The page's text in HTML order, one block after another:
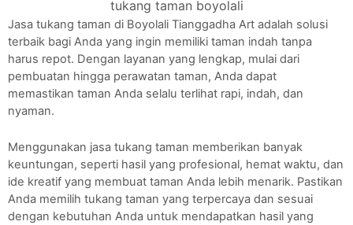
tukang taman boyolali
Jasa tukang taman di Boyolali Tianggadha Art adalah solusi
terbaik bagi Anda yang ingin memiliki taman indah tanpa
harus repot. Dengan layanan yang lengkap, mulai dari
pembuatan hingga perawatan taman, Anda dapat
memastikan taman Anda selalu terlihat rapi, indah, dan
nyaman.
Menggunakan jasa tukang taman memberikan banyak
keuntungan, seperti hasil yang profesional, hemat waktu, dan
ide kreatif yang membuat taman Anda lebih menarik. Pastikan
Anda memilih tukang taman yang terpercaya dan sesuai
dengan kebutuhan Anda untuk mendapatkan hasil yang